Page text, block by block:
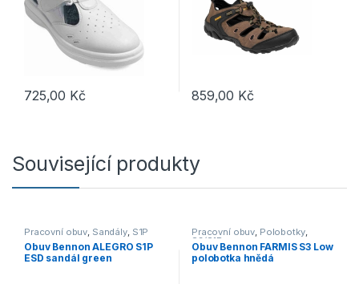
725,00 Kč 859,00 Kč
Tento produkt má více
Související produkty
Pracovní obuv, Sandály, S1P
Obuv Bennon ALEGRO S1P
ESD sandál green
Pracovní obuv, Polobotky,
S3/S1P
Obuv Bennon FARMIS S3 Low
polobotka hnědá